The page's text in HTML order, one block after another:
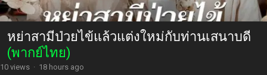
หย่าสามีป่วยไข้แล้วแต่งใหม่กับท่านเสนาบดี
(พากย์ไทย)
10 views · 18 hours ago